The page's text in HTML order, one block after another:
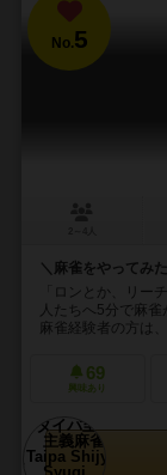
No.5
＼麻雀をやってみ
「ロンとか、リー
人たちへ5分で麻
麻雀経験者の方は
69
興味あり